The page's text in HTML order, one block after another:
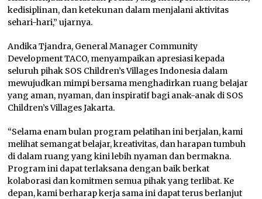
kedisiplinan, dan ketekunan dalam menjalani aktivitas
sehari-hari,” ujarnya.
Andika Tjandra, General Manager Community
Development TACO, menyampaikan apresiasi kepada
seluruh pihak SOS Children’s Villages Indonesia dalam
mewujudkan mimpi bersama menghadirkan ruang belajar
yang aman, nyaman, dan inspiratif bagi anak-anak di SOS
Children’s Villages Jakarta.
“Selama enam bulan program pelatihan ini berjalan, kami
melihat semangat belajar, kreativitas, dan harapan tumbuh
di dalam ruang yang kini lebih nyaman dan bermakna.
Program ini dapat terlaksana dengan baik berkat
kolaborasi dan komitmen semua pihak yang terlibat. Ke
depan, kami berharap kerja sama ini dapat terus berlanjut